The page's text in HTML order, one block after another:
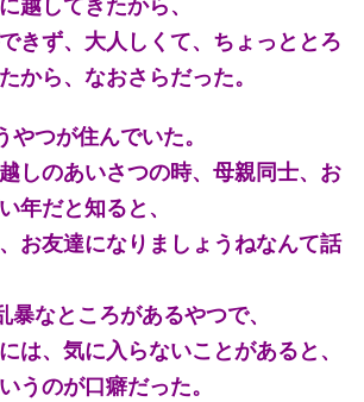
越してきたから、
きず、大人しくて、ちょっととろ
から、なおさらだった。
つが住んでいた。
しのあいさつの時、母親同士、お
年だと知ると、
お友達になりましょうねなんて話
暴なところがあるやつで、
は、気に入らないことがあると、
うのが口癖だった。